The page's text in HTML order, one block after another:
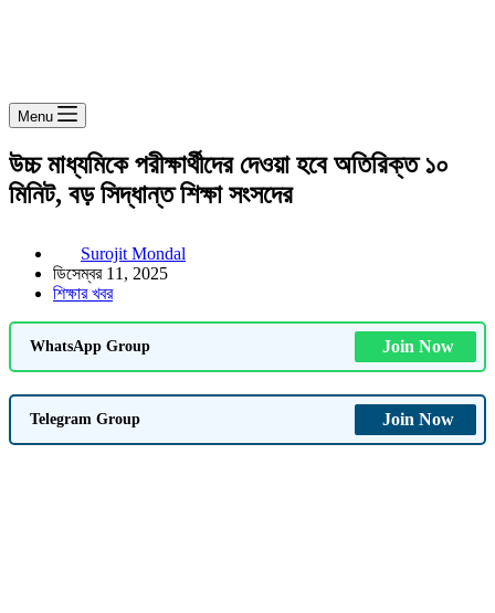
Menu
উচ্চ মাধ্যমিকে পরীক্ষার্থীদের দেওয়া হবে অতিরিক্ত ১০
মিনিট, বড় সিদ্ধান্ত শিক্ষা সংসদের
Surojit Mondal
ডিসেম্বর 11, 2025
শিক্ষার খবর
WhatsApp Group Join Now
Telegram Group Join Now